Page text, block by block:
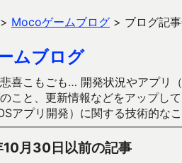
> Mocoゲームブログ > ブログ記
ムブログ
喜こもごも… 開発状況やアプリ
こと、更新情報などをアップ
アプリ開発）に関する技術的な
月30日以前の記事